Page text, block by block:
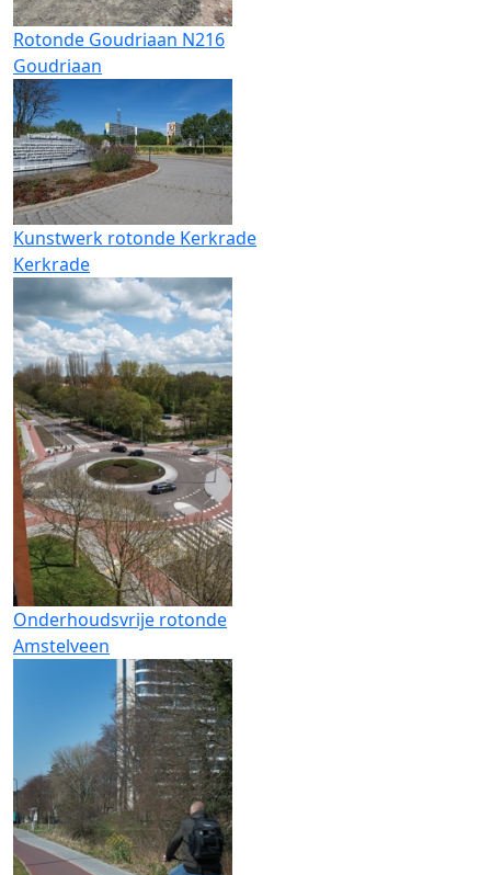
Rotonde Goudriaan N216
Goudriaan
Kunstwerk rotonde Kerkrade
Kerkrade
Onderhoudsvrije rotonde
Amstelveen